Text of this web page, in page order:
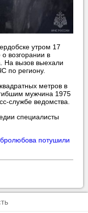
утром 17
возгорании в
На вызов выехали
по региону.
метров в
мужчина 1975
службе ведомства.
специалисты
потушили